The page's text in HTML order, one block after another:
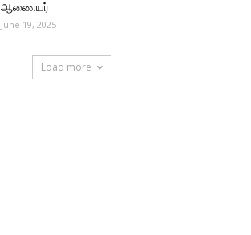
ஆணையர்
June 19, 2025
Load more